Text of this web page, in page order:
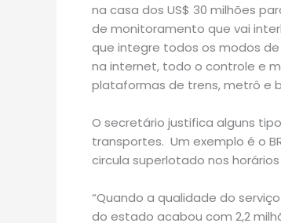
na casa dos US$ 30 milhões
de monitoramento que vai
que integre todos os modos
na internet, todo o controle e
plataformas de trens, metrô e
O secretário justifica alguns
transportes. Um exemplo é o
circula superlotado nos
“Quando a qualidade do
do estado acabou com 2,2